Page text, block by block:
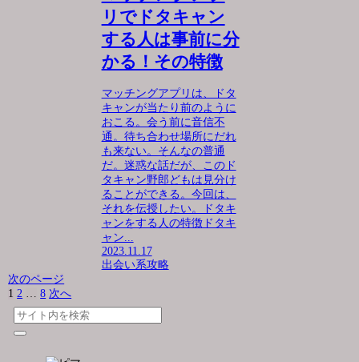
リでドタキャン
する人は事前に分
かる！その特徴
マッチングアプリは、ドタ
キャンが当たり前のように
おこる。会う前に音信不
通。待ち合わせ場所にだれ
も来ない。そんなの普通
だ。迷惑な話だが、このド
タキャン野郎どもは見分け
ることができる。今回は、
それを伝授したい。ドタキ
ャンをする人の特徴ドタキ
ャン...
2023.11.17
出会い系攻略
次のページ
1 2 … 8 次へ